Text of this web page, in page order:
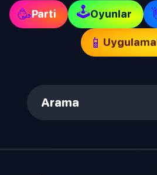
🥳Parti 🕹Oyunlar
📱
Arama